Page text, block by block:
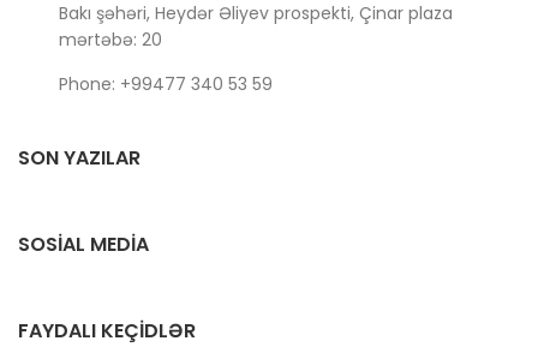
Bakı şəhəri, Heydər Əliyev prospekti, Çinar plaza
mərtəbə: 20
Phone: +99477 340 53 59
SON YAZILAR
SOSIAL MEDIA
FAYDALI KEÇIDLƏR